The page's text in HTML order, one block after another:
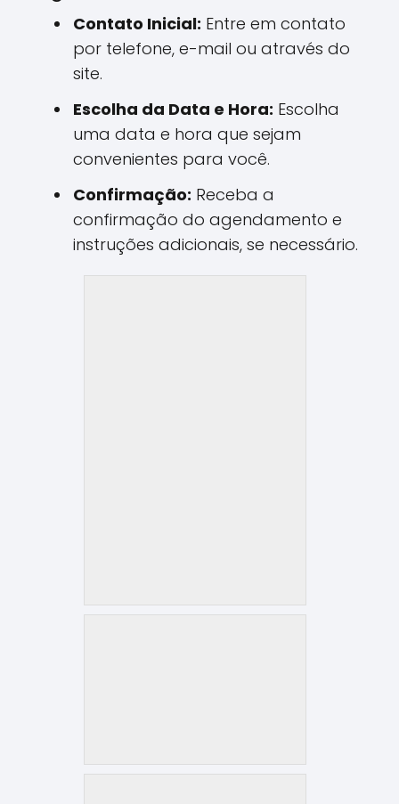
Contato Inicial: Entre em contato
por telefone, e-mail ou através do
site.
Escolha da Data e Hora: Escolha
uma data e hora que sejam
convenientes para você.
Confirmação: Receba a
confirmação do agendamento e
instruções adicionais, se necessário.